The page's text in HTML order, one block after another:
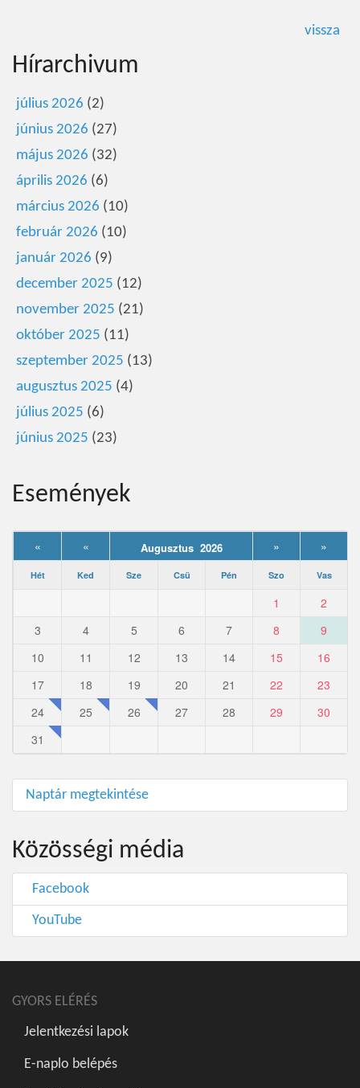
vissza
Hírarchivum
július 2026 (2)
június 2026 (27)
május 2026 (32)
április 2026 (6)
március 2026 (10)
február 2026 (10)
január 2026 (9)
december 2025 (12)
november 2025 (21)
október 2025 (11)
szeptember 2025 (13)
augusztus 2025 (4)
július 2025 (6)
június 2025 (23)
Események
« « Augusztus 2026 » »
Hét Ked Sze Csü Pén Szo Vas
1
2
3
4 5 6 7 8
9
10
11 12 13 14 15
16
17
18 19 20 21 22
23
24
25 26 27 28 29
30
31
Naptár megtekintése
Közösségi média
Facebook
YouTube
GYORS ELÉRÉS
Jelentkezési lapok
E-naplo belépés